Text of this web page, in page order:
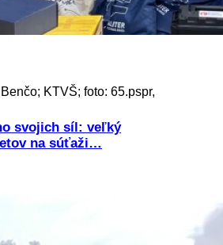
KTVŠ; foto: 65.pspr,
svojich síl: veľký
na súťaži…